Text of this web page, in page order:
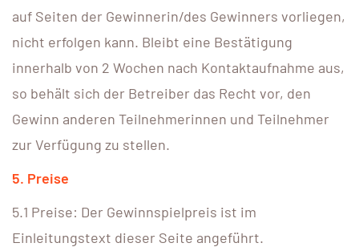
auf Seiten der Gewinnerin/des Gewinners vorliegen,
nicht erfolgen kann. Bleibt eine Bestätigung
innerhalb von 2 Wochen nach Kontaktaufnahme aus,
so behält sich der Betreiber das Recht vor, den
Gewinn anderen Teilnehmerinnen und Teilnehmer
zur Verfügung zu stellen.
5. Preise
5.1 Preise: Der Gewinnspielpreis ist im
Einleitungstext dieser Seite angeführt.